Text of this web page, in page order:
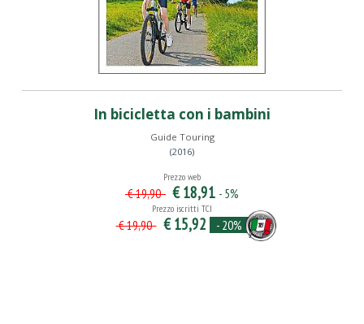
In bicicletta con i bambini
Guide Touring
(2016)
Prezzo web
€ 19,90 € 18,91 - 5%
Prezzo iscritti TCI
€ 19,90 € 15,92 - 20%